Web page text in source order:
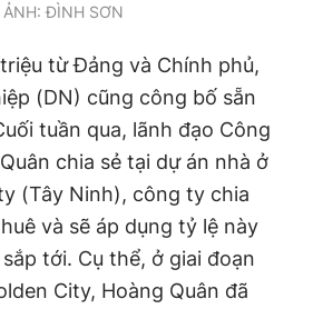
ẢNH: ĐÌNH SƠN
từ Đảng và Chính phủ,
(DN) cũng công bố sẵn
tuần qua, lãnh đạo Công
chia sẻ tại dự án nhà ở
(Tây Ninh), công ty chia
và sẽ áp dụng tỷ lệ này
tới. Cụ thể, ở giai đoạn
City, Hoàng Quân đã